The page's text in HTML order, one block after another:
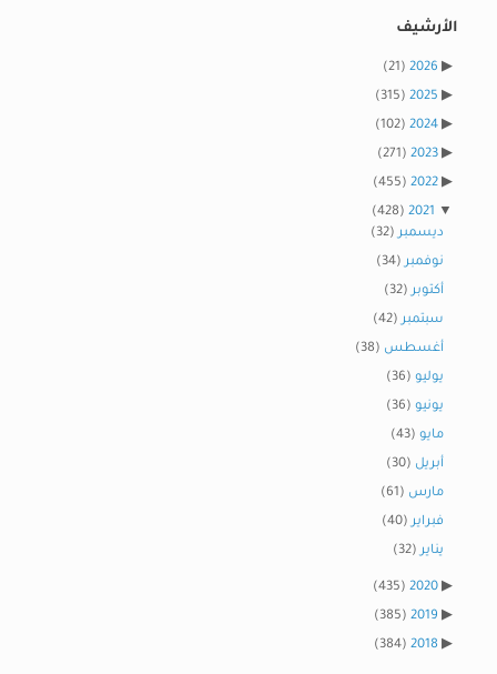
الأرشيف
2026
(21)
2025
(315)
2024
(102)
2023
(271)
2022
(455)
2021
(428)
ديسمبر(32)
نوفمبر(34)
أكتوبر(32)
سبتمبر(42)
أغسطس (38)
يوليو (36)
يونيو (36)
مايو (43)
أبريل (30)
مارس (61)
فبراير(40)
يناير(32)
2020
(435)
2019
(385)
2018
(384)